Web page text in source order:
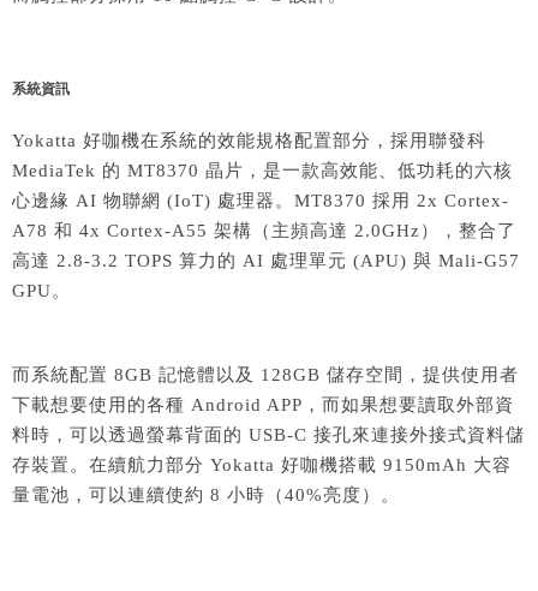
系統資訊
Yokatta 好咖機在系統的效能規格配置部分，採用聯發科
MediaTek 的 MT8370 晶片，是一款高效能、低功耗的六核
心邊緣 AI 物聯網 (IoT) 處理器。MT8370 採用 2x Cortex-
A78 和 4x Cortex-A55 架構（主頻高達 2.0GHz），整合了
高達 2.8-3.2 TOPS 算力的 AI 處理單元 (APU) 與 Mali-G57
GPU。
而系統配置 8GB 記憶體以及 128GB 儲存空間，提供使用者
下載想要使用的各種 Android APP，而如果想要讀取外部資
料時，可以透過螢幕背面的 USB-C 接孔來連接外接式資料儲
存裝置。在續航力部分 Yokatta 好咖機搭載 9150mAh 大容
量電池，可以連續使約 8 小時（40%亮度）。